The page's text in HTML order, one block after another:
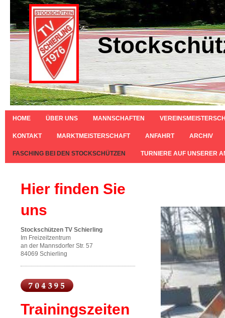
HOME ÜBER UNS MANNSCHAFTEN
KONTAKT MARKTMEISTERSCHAFT ANFAHRT ARCHIV
FASCHING BEI DEN STOCKSCHÜTZEN TURNIERE AUF UNSERER
Hier finden Sie
uns
Stockschützen TV Schierling
Im Freizeitzentrum
an der Mannsdorfer Str. 57
84069 Schierling
Trainingszeiten